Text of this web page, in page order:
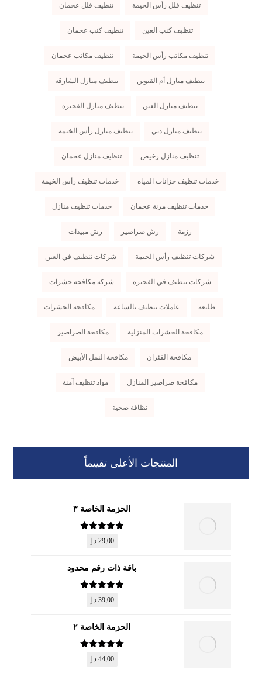
تنظيف فلل رأس الخيمة تنظيف فلل عجمان
تنظيف كنب العين تنظيف كنب عجمان
تنظيف مكاتب رأس الخيمة تنظيف مكاتب عجمان
تنظيف منازل أم القيوين تنظيف منازل الشارقة
تنظيف منازل العين تنظيف منازل الفجيرة
تنظيف منازل دبي تنظيف منازل رأس الخيمة
تنظيف منازل رخيص تنظيف منازل عجمان
خدمات تنظيف خزانات المياه خدمات تنظيف رأس الخيمة
خدمات تنظيف مرنة عجمان خدمات تنظيف منازل
رزمة رش صراصير رش مبيدات
شركات تنظيف رأس الخيمة شركات تنظيف في العين
شركات تنظيف في الفجيرة شركة مكافحة حشرات
طليعة عاملات تنظيف بالساعة مكافحة الحشرات
مكافحة الحشرات المنزلية مكافحة الصراصير
مكافحة الفئران مكافحة النمل الأبيض
مكافحة صراصير المنازل مواد تنظيف آمنة
نظافة صحية
المنتجات الأعلى تقييماً
الحزمة الخاصة ٣
تم التقييم
من 5
29,00 د.إ
باقة ذات رقم محدود
تم التقييم
من 5
39,00 د.إ
الحزمة الخاصة ٢
تم التقييم
من 5
44,00 د.إ